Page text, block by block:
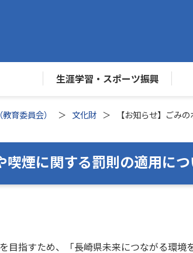
生涯学習・スポーツ振興
育委員会） 文化財 【お知らせ】ごみ
喫煙に関する罰則の適用につ
指すため、「長崎県未来につながる環境